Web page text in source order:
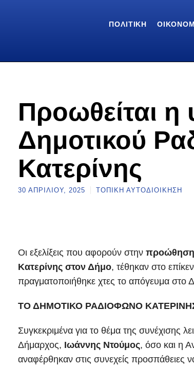
ΠΟΛΙΤΙΚΉ
Προωθείται
Δημοτικού
Κατερίνης
30 ΑΠΡΙΛΊΟΥ, 2025 ΤΟΠΙΚΉ ΑΥΤΟΔΙΟΊΚΗΣΗ
Οι εξελίξεις που αφορούν στην προώθηση
Κατερίνης στον Δήμο, τέθηκαν στο
πραγματοποιήθηκε χτες το απόγευμα στο
ΤΟ ΔΗΜΟΤΙΚΟ ΡΑΔΙΟΦΩΝΟ
Συγκεκριμένα για το θέμα της συνέχισης
Δήμαρχος, Ιωάννης Ντούμος, όσο και η
αναφέρθηκαν στις συνεχείς προσπάθειες